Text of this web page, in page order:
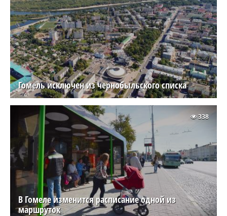
Гомель исключен из чернобыльского списка
В Гомеле изменится расписание одной из
маршруток
338